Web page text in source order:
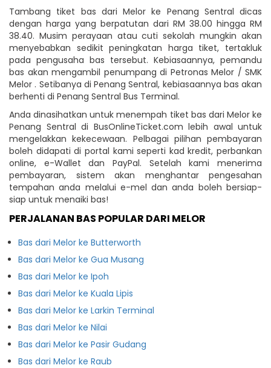
Tambang tiket bas dari Melor ke Penang Sentral dicas
dengan harga yang berpatutan dari RM 38.00 hingga RM
38.40. Musim perayaan atau cuti sekolah mungkin akan
menyebabkan sedikit peningkatan harga tiket, tertakluk
pada pengusaha bas tersebut. Kebiasaannya, pemandu
bas akan mengambil penumpang di Petronas Melor / SMK
Melor . Setibanya di Penang Sentral, kebiasaannya bas akan
berhenti di Penang Sentral Bus Terminal.
Anda dinasihatkan untuk menempah tiket bas dari Melor ke
Penang Sentral di BusOnlineTicket.com lebih awal untuk
mengelakkan kekecewaan. Pelbagai pilihan pembayaran
boleh didapati di portal kami seperti kad kredit, perbankan
online, e-Wallet dan PayPal. Setelah kami menerima
pembayaran, sistem akan menghantar pengesahan
tempahan anda melalui e-mel dan anda boleh bersiap-
siap untuk menaiki bas!
PERJALANAN BAS POPULAR DARI MELOR
Bas dari Melor ke Butterworth
Bas dari Melor ke Gua Musang
Bas dari Melor ke Ipoh
Bas dari Melor ke Kuala Lipis
Bas dari Melor ke Larkin Terminal
Bas dari Melor ke Nilai
Bas dari Melor ke Pasir Gudang
Bas dari Melor ke Raub